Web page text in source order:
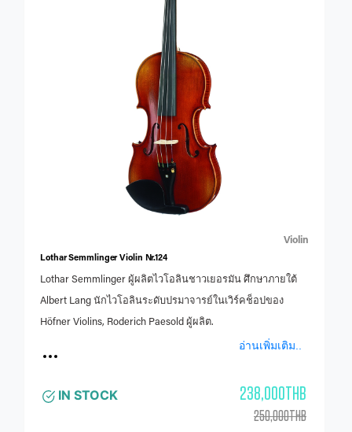
Violin
Lothar Semmlinger Violin Nr.124
Lothar Semmlinger ผู้ผลิตไวโอลินชาวเยอรมัน ศึกษาภายใต้
Albert Lang นักไวโอลินระดับปรมาจารย์ในเวิร์คช็อปของ
Höfner Violins, Roderich Paesold ผู้ผลิต.
อ่านเพิ่มเติม..
IN STOCK 238,000THB
250,000THB